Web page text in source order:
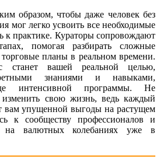
образом, чтобы даже человек без
мог легко усвоить все необходимые
к практике. Кураторы сопровождают
помогая разбирать сложные
планы в реальном времени.
станет вашей реальной целью,
знаниями и навыками,
интенсивной программы. Не
изменить свою жизнь, ведь каждый
вам упущенной выгоды на растущем
к сообществу профессионалов и
на валютных колебаниях уже в